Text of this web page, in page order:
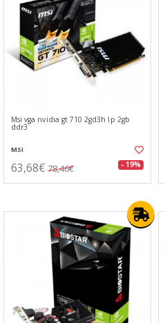
Msi vga nvidia gt 710 2gd3h lp 2gb
ddr3
MSI
63,68€ 78,46€ - 19%